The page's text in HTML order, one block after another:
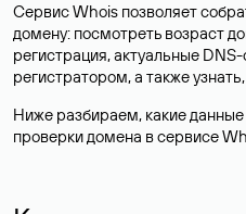
Сервис Whois позволяет
домену: посмотреть возраст
регистрация, актуальные
регистратором, а также
Ниже разбираем, какие
проверки домена в сервисе